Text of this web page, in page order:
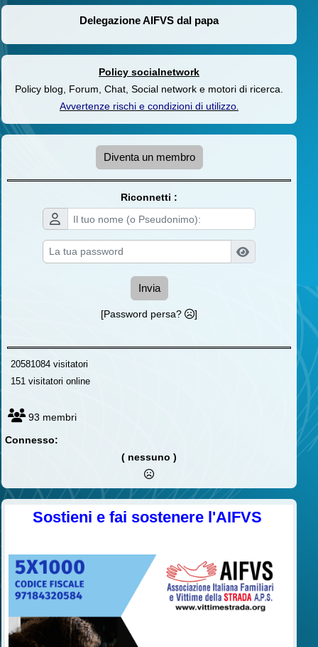
Delegazione AIFVS dal papa
Policy socialnetwork
Policy blog, Forum, Chat, Social network e motori di ricerca.
Avvertenze rischi e condizioni di utilizzo.
Diventa un membro
Riconnetti :
Invia
[Password persa? ]
20581084 visitatori
151 visitatori online
93 membri
Connesso:
( nessuno )
Sostieni e fai sostenere l'AIFVS